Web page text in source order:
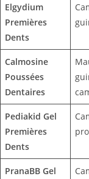
Elgydium
Premières
Dents
Calmosine
Poussées
Dentaires
Pediakid Gel
Premières
Dents
PranaBB Gel